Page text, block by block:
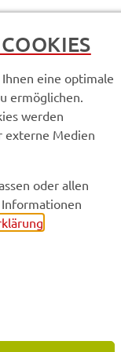
& INFOR­
eine optimale
ermöglichen.
werden
externe Medien
oder allen